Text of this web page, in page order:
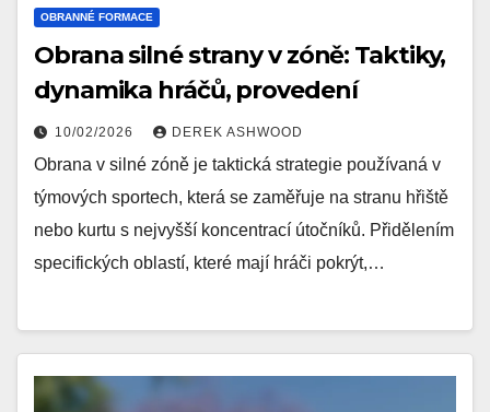
OBRANNÉ FORMACE
Obrana silné strany v zóně: Taktiky,
dynamika hráčů, provedení
10/02/2026 DEREK ASHWOOD
Obrana v silné zóně je taktická strategie používaná v
týmových sportech, která se zaměřuje na stranu hřiště
nebo kurtu s nejvyšší koncentrací útočníků. Přidělením
specifických oblastí, které mají hráči pokrýt,…